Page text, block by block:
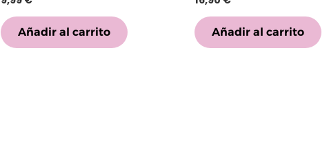
Añadir al carrito Añadir al carrito